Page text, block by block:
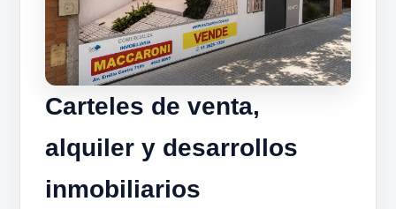
Carteles de venta,
alquiler y desarrollos
inmobiliarios